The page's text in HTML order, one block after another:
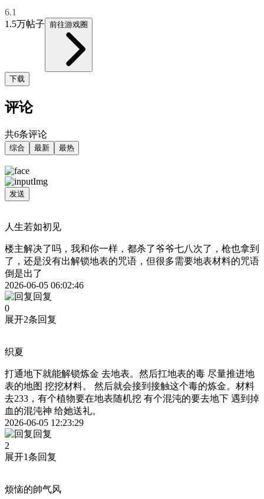
6.1
1.5万帖子 前往游戏圈
下载
评论
共6条评论
综合 最新 最热
发送
人生若如初见
楼主解决了吗，我和你一样，都杀了爷爷七八次了，枪也拿到
了，还是没有出解锁地表的咒语，但很多需要地表材料的咒语
倒是出了
2026-06-05 06:02:46
回复
0
展开2条回复
织夏
打通地下就能解锁炼金 去地表。然后扛地表的毒 尽量推进地
表的地图 挖挖材料。 然后就会接到接触这个毒的炼金。材料
去233，有个植物要在地表随机挖 有个混沌的要去地下 遇到掉
血的混沌神 给她送礼。
2026-06-05 12:23:29
回复
2
展开1条回复
烦恼的帥气风